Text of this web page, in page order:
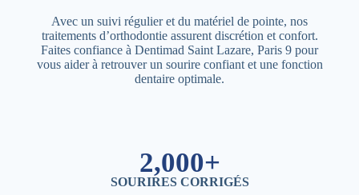
Avec un suivi régulier et du matériel de pointe, nos
traitements d’orthodontie assurent discrétion et confort.
Faites confiance à Dentimad Saint Lazare, Paris 9 pour
vous aider à retrouver un sourire confiant et une fonction
dentaire optimale.
2,000+
SOURIRES CORRIGÉS